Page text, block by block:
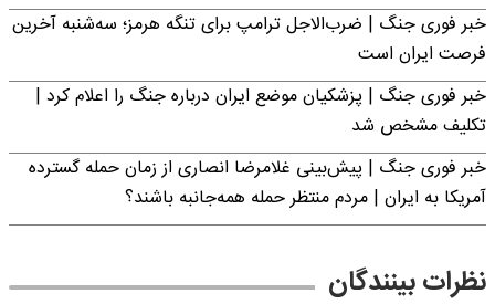
خبر فوری جنگ | ضرب‌الاجل ترامپ برای تنگه هرمز؛ سه‌شنبه آخرین
فرصت ایران است
خبر فوری جنگ | پزشکیان موضع ایران درباره جنگ را اعلام کرد |
تکلیف مشخص شد
خبر فوری جنگ | پیش‌بینی غلامرضا انصاری از زمان حمله گسترده
آمریکا به ایران | مردم منتظر حمله همه‌جانبه باشند؟
نظرات بینندگان